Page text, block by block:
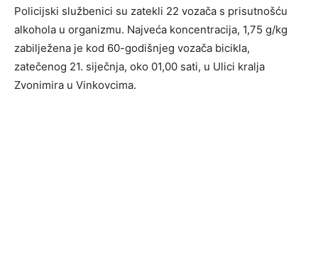
Policijski službenici su zatekli 22 vozača s prisutnošću
alkohola u organizmu. Najveća koncentracija, 1,75 g/kg
zabilježena je kod 60-godišnjeg vozača bicikla,
zatečenog 21. siječnja, oko 01,00 sati, u Ulici kralja
Zvonimira u Vinkovcima.